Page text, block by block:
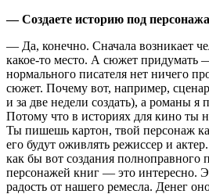
— Создаете историю под
— Да, конечно. Сначала возникает
какое-то место. А сюжет придумать
нормального писателя нет ничего
сюжет. Почему вот, например,
и за две недели создать), а романы я
Потому что в историях для кино ты
Ты пишешь картон, твой персонаж
его будут оживлять режиссер и
как бы вот создания полноправного
персонажей книг — это интересно.
радость от нашего ремесла. Денег